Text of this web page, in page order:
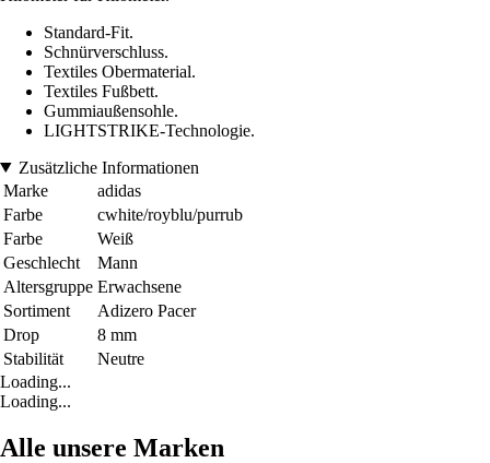
Standard-Fit.
Schnürverschluss.
Textiles Obermaterial.
Textiles Fußbett.
Gummiaußensohle.
LIGHTSTRIKE-Technologie.
Zusätzliche Informationen
Marke
adidas
Farbe
cwhite/royblu/purrub
Farbe
Weiß
Geschlecht
Mann
Altersgruppe Erwachsene
Sortiment
Adizero Pacer
Drop
8 mm
Stabilität
Neutre
Loading...
Loading...
Alle unsere Marken